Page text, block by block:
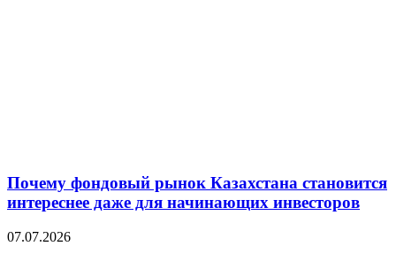
Почему фондовый рынок Казахстана становится
интереснее даже для начинающих инвесторов
07.07.2026